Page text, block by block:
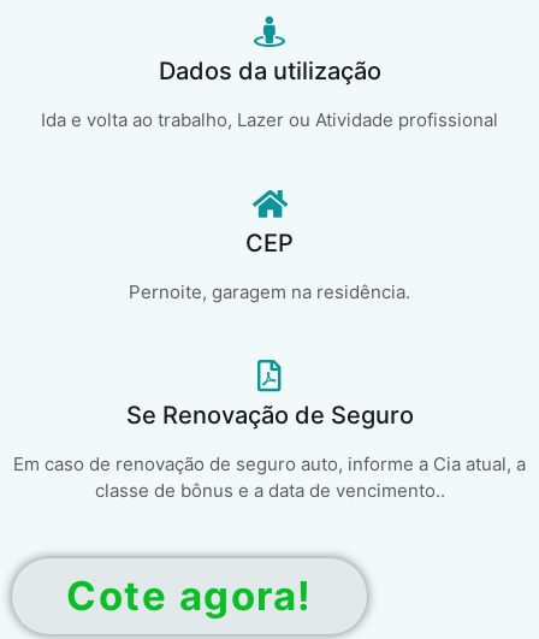
Dados da utilização
Ida e volta ao trabalho, Lazer ou Atividade profissional
CEP
Pernoite, garagem na residência.
Se Renovação de Seguro
Em caso de renovação de seguro auto, informe a Cia atual, a
classe de bônus e a data de vencimento..
Cote agora!